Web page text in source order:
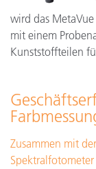
wird das
mit einem
Kunststoffteilen
Zusammen mit